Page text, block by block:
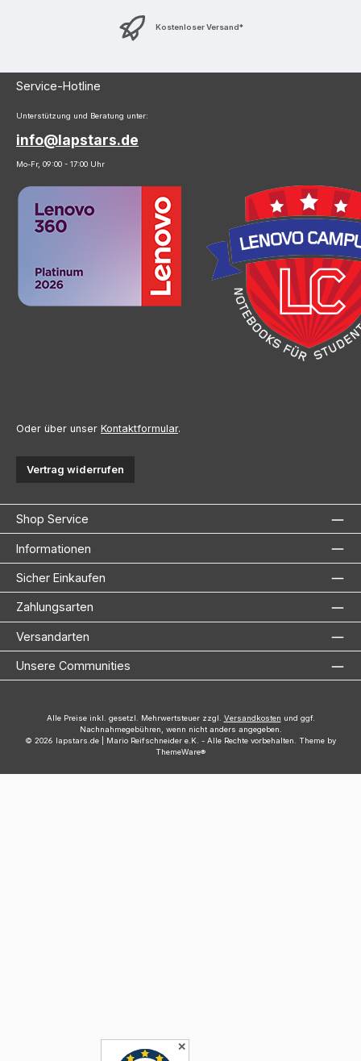
Kostenloser Versand*
Service-Hotline
Unterstützung und Beratung unter:
info@lapstars.de
Mo-Fr, 09:00 - 17:00 Uhr
Oder über unser Kontaktformular.
Vertrag widerrufen
Shop Service
Informationen
Sicher Einkaufen
Zahlungsarten
Versandarten
Unsere Communities
Alle Preise inkl. gesetzl. Mehrwertsteuer zzgl. Versandkosten und ggf.
Nachnahmegebühren, wenn nicht anders angegeben.
© 2026 lapstars.de | Mario Reifschneider e.K. - Alle Rechte vorbehalten. Theme by
ThemeWare®
✕